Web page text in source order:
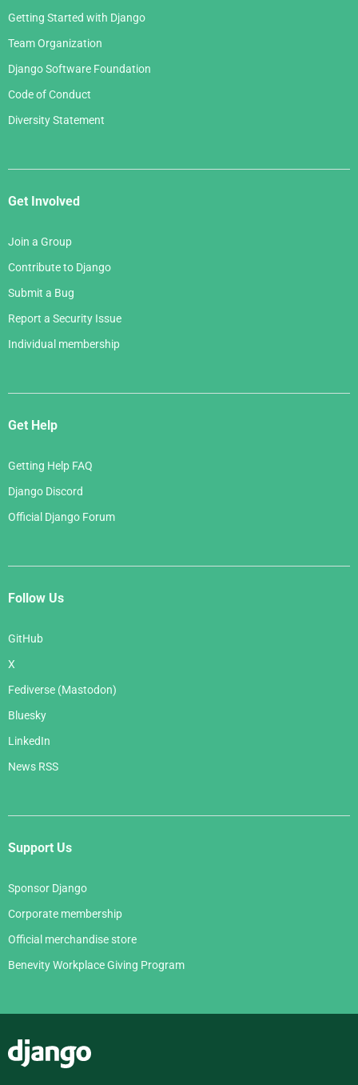
Getting Started with Django
Team Organization
Django Software Foundation
Code of Conduct
Diversity Statement
Get Involved
Join a Group
Contribute to Django
Submit a Bug
Report a Security Issue
Individual membership
Get Help
Getting Help FAQ
Django Discord
Official Django Forum
Follow Us
GitHub
X
Fediverse (Mastodon)
Bluesky
LinkedIn
News RSS
Support Us
Sponsor Django
Corporate membership
Official merchandise store
Benevity Workplace Giving Program